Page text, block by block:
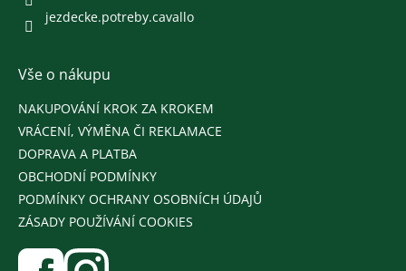
jezdecke.potreby.cavallo
Vše o nákupu
NAKUPOVÁNÍ KROK ZA KROKEM
VRÁCENÍ, VÝMĚNA ČI REKLAMACE
DOPRAVA A PLATBA
OBCHODNÍ PODMÍNKY
PODMÍNKY OCHRANY OSOBNÍCH ÚDAJŮ
ZÁSADY POUŽÍVÁNÍ COOKIES